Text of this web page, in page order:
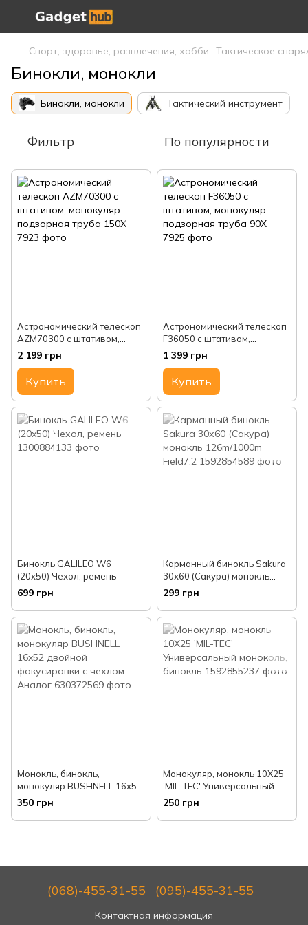
Спорт, здоровье, развлечения, хобби Тактическое
Бинокли, монокли
Бинокли, монокли Тактический инструмент
Фильтр По популярности
Астрономический телескоп
AZM70300 с штативом,
монокуляр подзорная труба
2 199 грн
Купить
Астрономический телескоп
F36050 с штативом,
монокуляр подзорная труба
1 399 грн
Купить
Бинокль GALILEO W6
(20x50) Чехол, ремень
699 грн
Карманный бинокль Sakura
30х60 (Сакура) монокль
126m/1000m Field7.2
299 грн
Монокль, бинокль,
монокуляр BUSHNELL 16x52
двойной фокусировки с
чехлом Аналог
350 грн
Монокуляр, монокль 10Х25
'MIL-TEC' Универсальный
моноколь, бинокль
250 грн
(068)-455-31-55 (095)-455-31-55
Контактная информация